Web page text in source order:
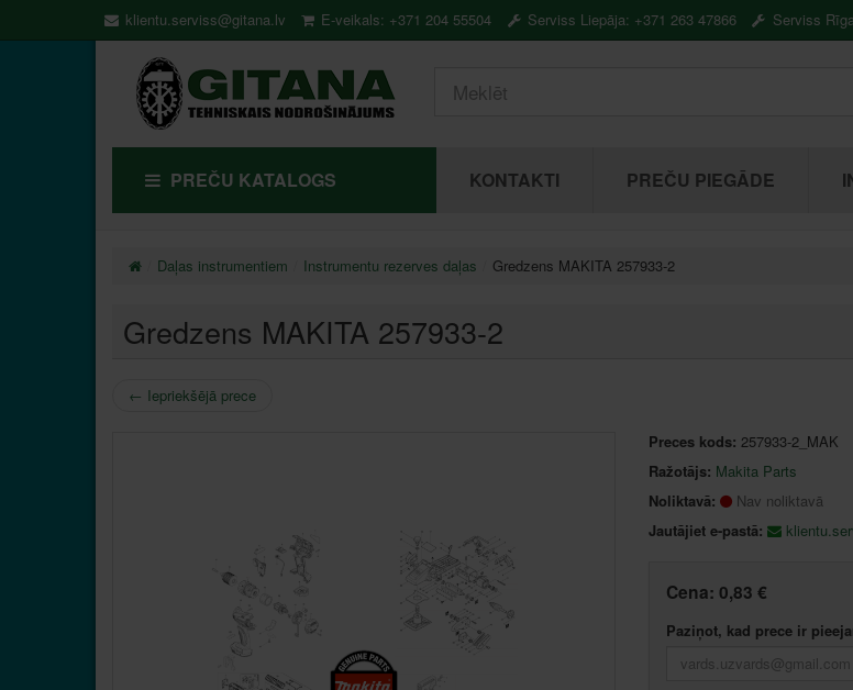
klientu.serviss@gitana.lv E-veikals: +371 204 55504 Serviss Liepāja: +371 263 47866 Serviss
PREČU KATALOGS KONTAKTI PREČU PIEGĀDE
Daļas instrumentiem Instrumentu rezerves daļas Gredzens MAKITA 257933-2
Gredzens MAKITA 257933-2
← Iepriekšējā prece
Preces kods: 257933-2_MAK
Ražotājs: Makita Parts
Noliktavā:
Nav noliktavā
Jautājiet e-pastā:
Cena: 0,83 €
Paziņot, kad prece ir